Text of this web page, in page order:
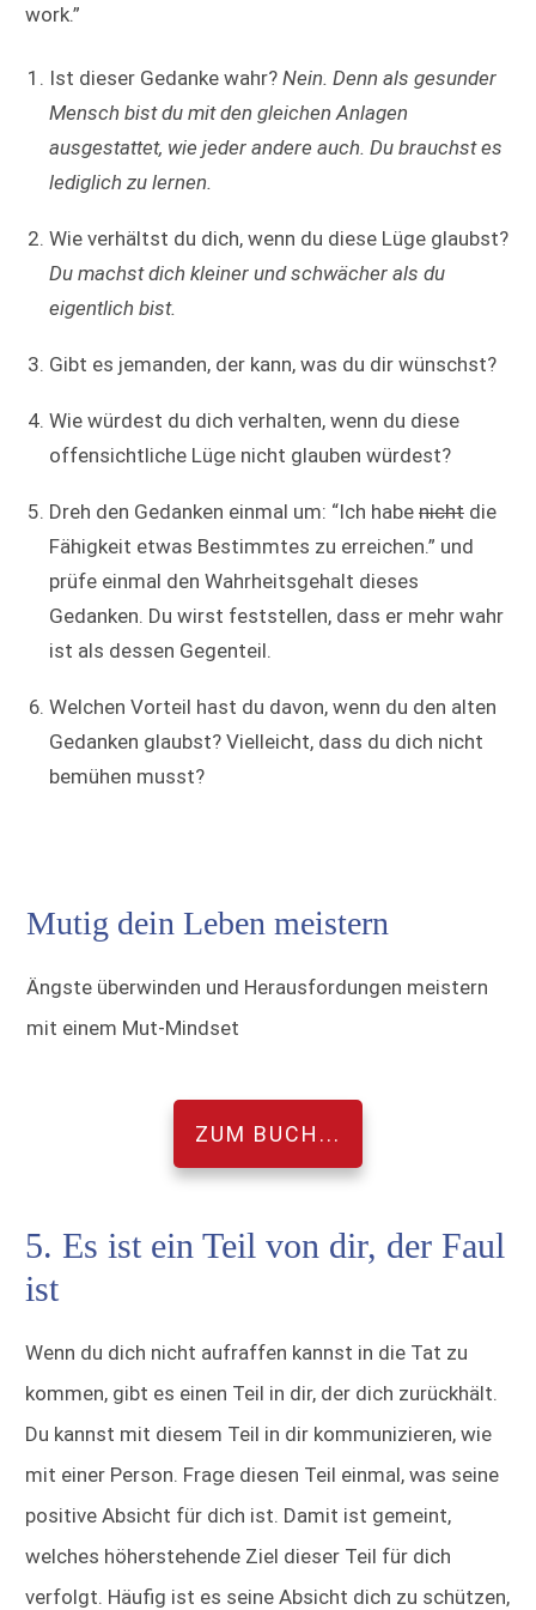
work.”
Ist dieser Gedanke wahr? Nein. Denn als gesunder
Mensch bist du mit den gleichen Anlagen
ausgestattet, wie jeder andere auch. Du brauchst es
lediglich zu lernen.
Wie verhältst du dich, wenn du diese Lüge glaubst?
Du machst dich kleiner und schwächer als du
eigentlich bist.
Gibt es jemanden, der kann, was du dir wünschst?
Wie würdest du dich verhalten, wenn du diese
offensichtliche Lüge nicht glauben würdest?
Dreh den Gedanken einmal um: “Ich habe nicht die
Fähigkeit etwas Bestimmtes zu erreichen.” und
prüfe einmal den Wahrheitsgehalt dieses
Gedanken. Du wirst feststellen, dass er mehr wahr
ist als dessen Gegenteil.
Welchen Vorteil hast du davon, wenn du den alten
Gedanken glaubst? Vielleicht, dass du dich nicht
bemühen musst?
Mutig dein Leben meistern
Ängste überwinden und Herausfordungen meistern
mit einem Mut-Mindset
ZUM BUCH...
5. Es ist ein Teil von dir, der Faul
ist
Wenn du dich nicht aufraffen kannst in die Tat zu
kommen, gibt es einen Teil in dir, der dich zurückhält.
Du kannst mit diesem Teil in dir kommunizieren, wie
mit einer Person. Frage diesen Teil einmal, was seine
positive Absicht für dich ist. Damit ist gemeint,
welches höherstehende Ziel dieser Teil für dich
verfolgt. Häufig ist es seine Absicht dich zu schützen,